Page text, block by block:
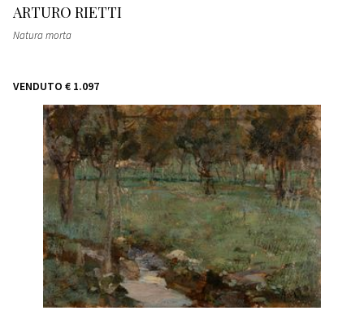
ARTURO RIETTI
Natura morta
VENDUTO € 1.097